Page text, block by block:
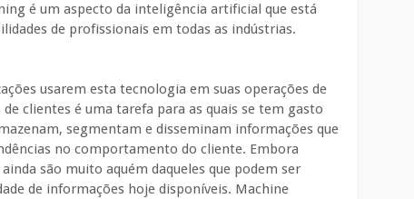
é um aspecto da inteligência artificial que está
de profissionais em todas as indústrias.
usarem esta tecnologia em suas operações de
clientes é uma tarefa para as quais se tem gasto
segmentam e disseminam informações que
no comportamento do cliente. Embora
são muito aquém daqueles que podem ser
de informações hoje disponíveis. Machine